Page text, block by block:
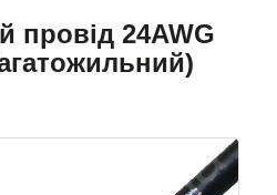
провід 24AWG